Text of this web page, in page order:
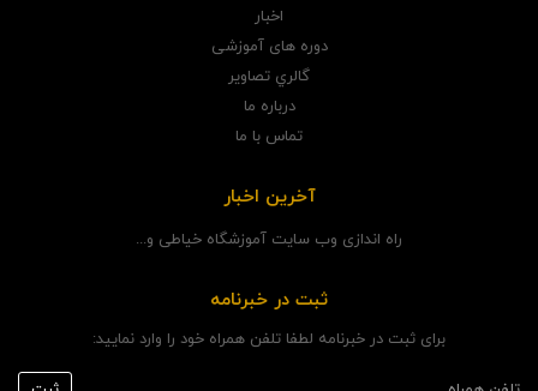
اخبار
دوره های آموزشی
گالري تصاوير
درباره ما
تماس با ما
آخرین اخبار
راه اندازی وب سایت آموزشگاه خیاطی و...
ثبت در خبرنامه
برای ثبت در خبرنامه لطفا تلفن همراه خود را وارد نمایید: